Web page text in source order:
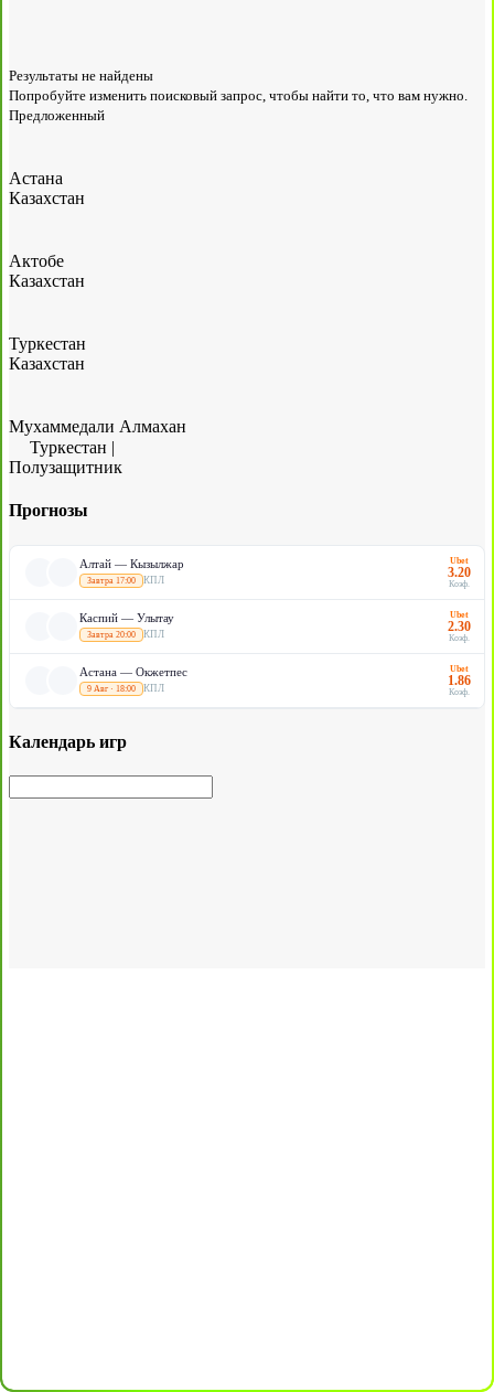
Результаты не найдены
Попробуйте изменить поисковый запрос, чтобы найти то, что вам нужно.
Предложенный
Астана
Казахстан
Актобе
Казахстан
Туркестан
Казахстан
Мухаммедали Алмахан
Туркестан |
Полузащитник
Прогнозы
Алтай — Кызылжар
Завтра 17:00 КПЛ
Ubet
3.20
Коэф.
Каспий — Улытау
Завтра 20:00 КПЛ
Ubet
2.30
Коэф.
Астана — Окжетпес
9 Авг · 18:00 КПЛ
Ubet
1.86
Коэф.
Календарь игр